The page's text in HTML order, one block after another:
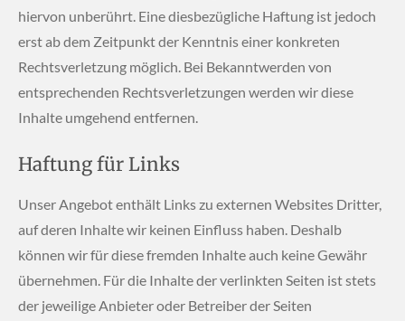
hiervon unberührt. Eine diesbezügliche Haftung ist jedoch
erst ab dem Zeitpunkt der Kenntnis einer konkreten
Rechtsverletzung möglich. Bei Bekanntwerden von
entsprechenden Rechtsverletzungen werden wir diese
Inhalte umgehend entfernen.
Haftung für Links
Unser Angebot enthält Links zu externen Websites Dritter,
auf deren Inhalte wir keinen Einfluss haben. Deshalb
können wir für diese fremden Inhalte auch keine Gewähr
übernehmen. Für die Inhalte der verlinkten Seiten ist stets
der jeweilige Anbieter oder Betreiber der Seiten